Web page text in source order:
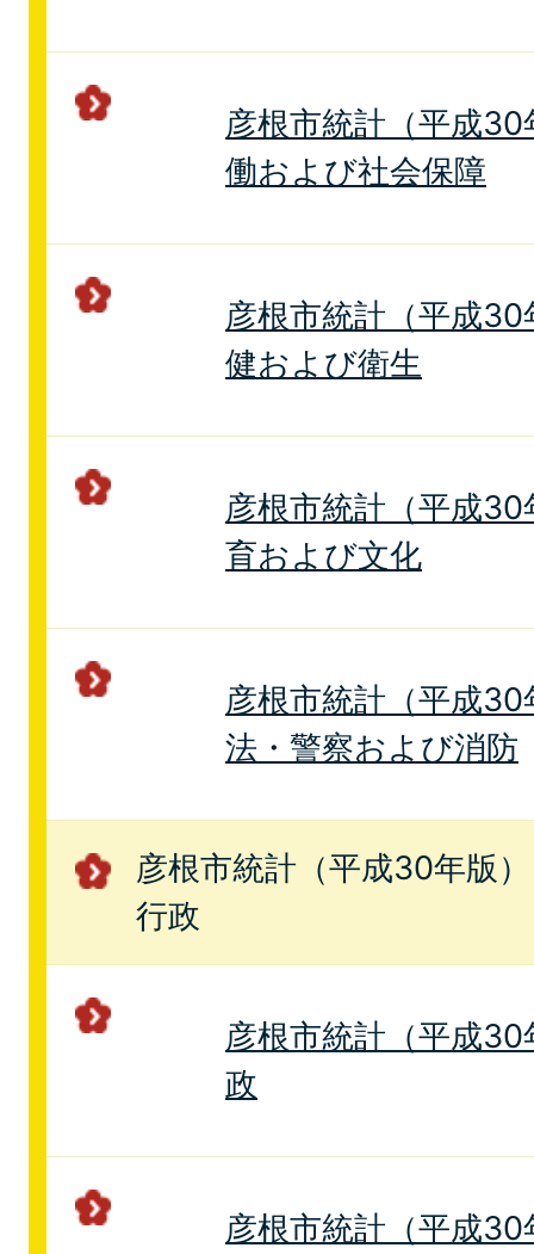
彦根市統計（平成
働および社会保障
彦根市統計（平成
健および衛生
彦根市統計（平成
育および文化
彦根市統計（平成
法・警察および消防
彦根市統計（平成30年版
行政
彦根市統計（平成
政
彦根市統計（平成